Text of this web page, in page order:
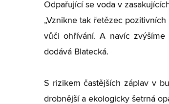
Odpařující se voda v
„Vznikne tak řetězec
vůči ohřívání. A navíc
dodává Blatecká.
S rizikem častějších záplav v
drobnější a ekologicky šetrná